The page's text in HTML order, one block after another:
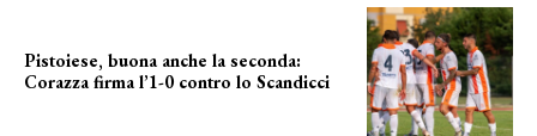
Pistoiese, buona anche la seconda:
Corazza firma l’1-0 contro lo Scandicci